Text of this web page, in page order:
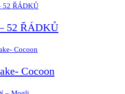
52 ŘÁDKŮ
Cocoon